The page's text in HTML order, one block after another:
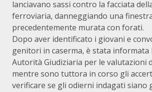
lanciavano sassi contro la facciata
ferroviaria, danneggiando una
precedentemente murata con forati.
Dopo aver identificato i giovani e
genitori in caserma, è stata informata
Autorità Giudiziaria per le valutazioni
mentre sono tuttora in corso gli
verificare se gli odierni indagati siano